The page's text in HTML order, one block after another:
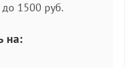
до 1500 руб.
на: